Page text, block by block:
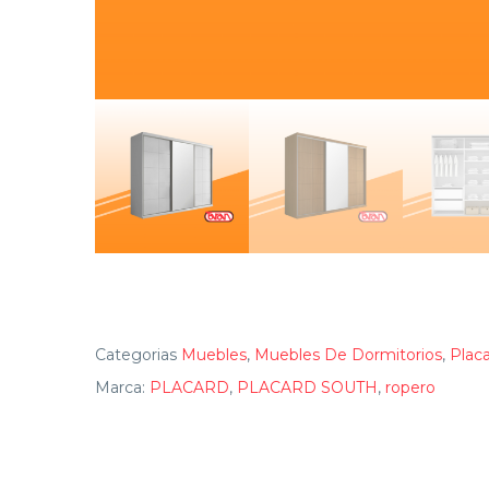
Categorias Muebles, Muebles De Dormitorios,
Marca: PLACARD, PLACARD SOUTH, ropero